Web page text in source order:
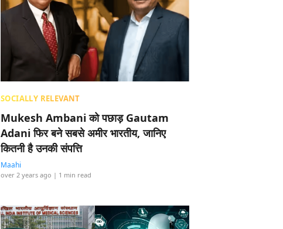
SOCIALLY RELEVANT
Mukesh Ambani को पछाड़ Gautam
Adani फिर बने सबसे अमीर भारतीय, जानिए
कितनी है उनकी संपत्ति
Maahi
over 2 years ago | 1 min read